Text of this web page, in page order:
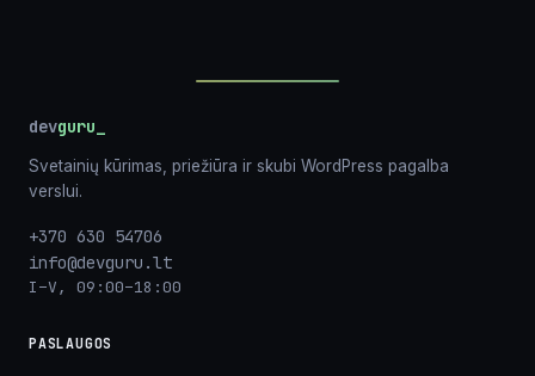
devguru
Svetainių kūrimas, priežiūra ir skubi WordPress pagalba
verslui.
+370 630 54706
info@devguru.lt
I–V, 09:00–18:00
PASLAUGOS